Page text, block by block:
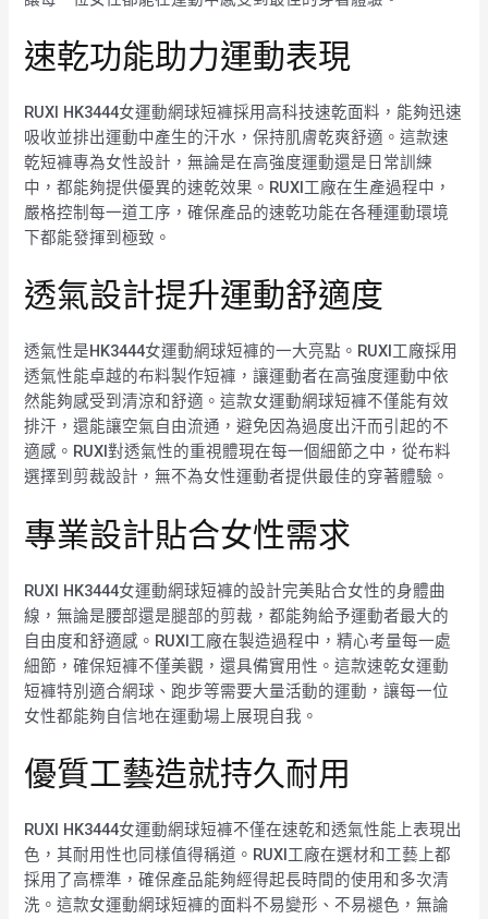
速乾功能助力運動表現
RUXI HK3444女運動網球短褲採用高科技速乾面料，能夠迅速
吸收並排出運動中產生的汗水，保持肌膚乾爽舒適。這款速
乾短褲專為女性設計，無論是在高強度運動還是日常訓練
中，都能夠提供優異的速乾效果。RUXI工廠在生產過程中，
嚴格控制每一道工序，確保產品的速乾功能在各種運動環境
下都能發揮到極致。
透氣設計提升運動舒適度
透氣性是HK3444女運動網球短褲的一大亮點。RUXI工廠採用
透氣性能卓越的布料製作短褲，讓運動者在高強度運動中依
然能夠感受到清涼和舒適。這款女運動網球短褲不僅能有效
排汗，還能讓空氣自由流通，避免因為過度出汗而引起的不
適感。RUXI對透氣性的重視體現在每一個細節之中，從布料
選擇到剪裁設計，無不為女性運動者提供最佳的穿著體驗。
專業設計貼合女性需求
RUXI HK3444女運動網球短褲的設計完美貼合女性的身體曲
線，無論是腰部還是腿部的剪裁，都能夠給予運動者最大的
自由度和舒適感。RUXI工廠在製造過程中，精心考量每一處
細節，確保短褲不僅美觀，還具備實用性。這款速乾女運動
短褲特別適合網球、跑步等需要大量活動的運動，讓每一位
女性都能夠自信地在運動場上展現自我。
優質工藝造就持久耐用
RUXI HK3444女運動網球短褲不僅在速乾和透氣性能上表現出
色，其耐用性也同樣值得稱道。RUXI工廠在選材和工藝上都
採用了高標準，確保產品能夠經得起長時間的使用和多次清
洗。這款女運動網球短褲的面料不易變形、不易褪色，無論